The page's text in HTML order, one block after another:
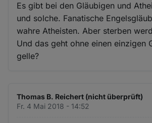
Es gibt bei den Gläubigen und
und solche. Fanatische
wahre Atheisten. Aber sterben
Und das geht ohne einen einzigen
gelle?
Thomas B. Reichert (nicht überprüft)
Fr. 4 Mai 2018 - 14:52